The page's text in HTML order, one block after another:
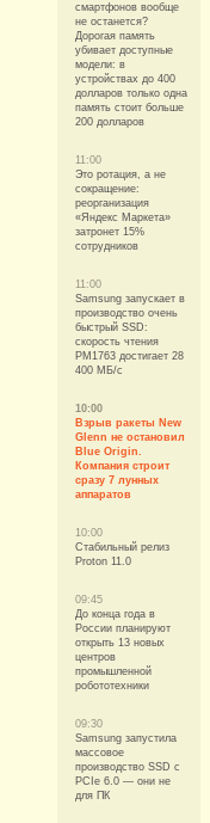
смартфонов вообще
не останется?
Дорогая память
убивает доступные
модели: в
устройствах до 400
долларов только одна
память стоит больше
200 долларов
11:00
Это ротация, а не
сокращение:
реорганизация
«Яндекс Маркета»
затронет 15%
сотрудников
11:00
Samsung запускает в
производство очень
быстрый SSD:
cкорость чтения
PM1763 достигает 28
400 МБ/с
10:00
Взрыв ракеты New
Glenn не остановил
Blue Origin.
Компания строит
сразу 7 лунных
аппаратов
10:00
Стабильный релиз
Proton 11.0
09:45
До конца года в
России планируют
открыть 13 новых
центров
промышленной
робототехники
09:30
Samsung запустила
массовое
производство SSD с
PCIe 6.0 — они не
для ПК